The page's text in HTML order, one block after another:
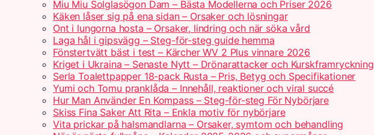
Miu Miu Solglasögon Dam – Bästa Modellerna och Priser 2026
Käken låser sig på ena sidan – Orsaker och lösningar
Ont i lungorna hosta – Orsaker, lindring och när söka vård
Laga hål i gipsvägg – Steg-för-steg guide hemma
Fönstertvätt bäst i test – Kärcher WV 2 Plus vinnare 2026
Kriget i Ukraina – Senaste Nytt – Drönarattacker och Kurskframryckning
Serla Toalettpapper 18-pack Rusta – Pris, Betyg och Specifikationer
Yumi och Tomu pranklåda – Innehåll, reaktioner och viral succé
Hur Man Använder En Kompass – Steg-för-steg För Nybörjare
Skiss Fina Saker Att Rita – Enkla motiv för nybörjare
Vita prickar på halsmandlarna – Orsaker, symtom och behandling